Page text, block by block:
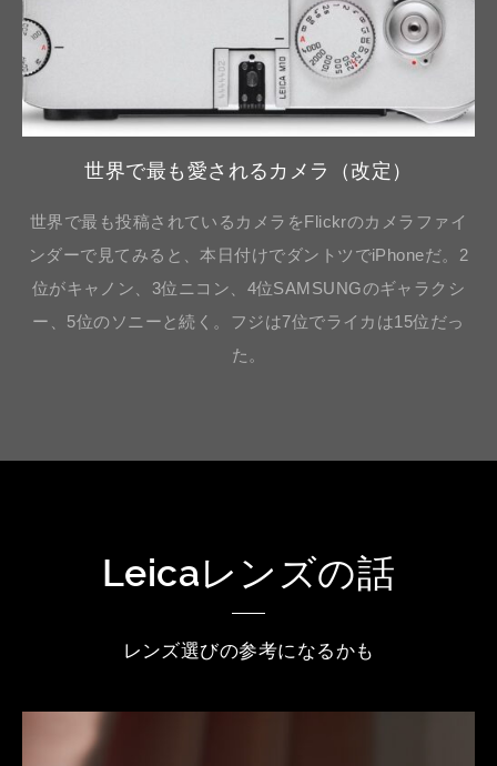
世界で最も愛されるカメラ（改定）
世界で最も投稿されているカメラをFlickrのカメラファイ
ンダーで見てみると、本日付けでダントツでiPhoneだ。2
位がキャノン、3位ニコン、4位SAMSUNGのギャラクシ
ー、5位のソニーと続く。フジは7位でライカは15位だっ
た。
Leicaレンズの話
レンズ選びの参考になるかも